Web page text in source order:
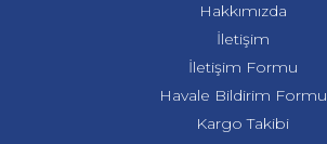
Hakkımızda
İletişim
İletişim Formu
Havale Bildirim Formu
Kargo Takibi